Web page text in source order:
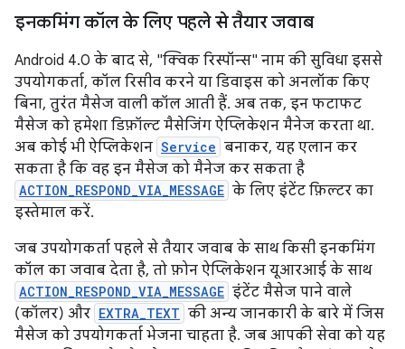
इनकमिंग कॉल के लिए पहले से तैयार जवाब
Android 4.0 के बाद से, "क्विक रिस्पॉन्स" नाम की सुविधा इससे
उपयोगकर्ता, कॉल रिसीव करने या डिवाइस को अनलॉक किए
बिना, तुरंत मैसेज वाली कॉल आती हैं. अब तक, इन फटाफट
मैसेज को हमेशा डिफ़ॉल्ट मैसेजिंग ऐप्लिकेशन मैनेज करता था.
अब कोई भी ऐप्लिकेशन Service बनाकर, यह एलान कर
सकता है कि वह इन मैसेज को मैनेज कर सकता है
ACTION_RESPOND_VIA_MESSAGE के लिए इंटेंट फ़िल्टर का
इस्तेमाल करें.
जब उपयोगकर्ता पहले से तैयार जवाब के साथ किसी इनकमिंग
कॉल का जवाब देता है, तो फ़ोन ऐप्लिकेशन यूआरआई के साथ
ACTION_RESPOND_VIA_MESSAGE इंटेंट मैसेज पाने वाले
(कॉलर) और EXTRA_TEXT की अन्य जानकारी के बारे में जिस
मैसेज को उपयोगकर्ता भेजना चाहता है. जब आपकी सेवा को यह